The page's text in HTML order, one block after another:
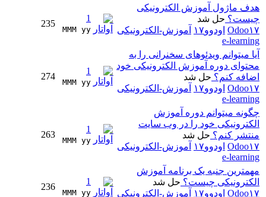
هدف ماژول آموزش الکترونیکی
چیست؟ حل شد
Odoo۱۷ اودوو۱۷
آموزش-الکترونیکی
e-learning
1
MMM yy
235
آیا میتوانم ویدئوهای سخنرانی را به
محتوای دوره آموزش الکترونیکی خود
اضافه کنم؟ حل شد
Odoo۱۷ اودوو۱۷
آموزش-الکترونیکی
e-learning
1
MMM yy
274
چگونه میتوانم دوره آموزش
الکترونیکی خود را در وب سایت
منتشر کنم؟ حل شد
Odoo۱۷ اودوو۱۷
آموزش-الکترونیکی
e-learning
1
MMM yy
263
مهمترین جنبه یک برنامه آموزش
الکترونیکی چیست؟ حل شد
Odoo۱۷ اودوو۱۷
آموزش-الکترونیکی
1
MMM yy
236